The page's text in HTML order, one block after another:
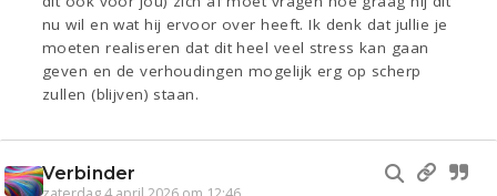
nu wil en wat hij ervoor over heeft. Ik denk dat jullie je
moeten realiseren dat dit heel veel stress kan gaan
geven en de verhoudingen mogelijk erg op scherp
zullen (blijven) staan.
Verbinder